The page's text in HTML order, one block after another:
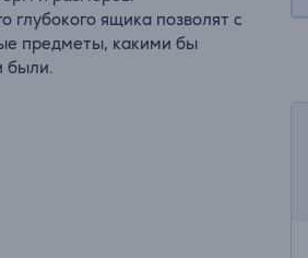
глубокого ящика позволят с
предметы, какими бы
были.